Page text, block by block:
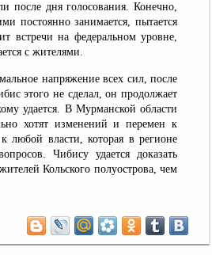
после дня голосования. Конечно,
постоянно занимается, пытается
встречи на федеральном уровне,
с жителями.
напряжение всех сил, после
этого не сделал, он продолжает
удается. В Мурманской области
хотят изменений и перемен к
любой власти, которая в регионе
Чибису удается доказать
Кольского полуострова, чем